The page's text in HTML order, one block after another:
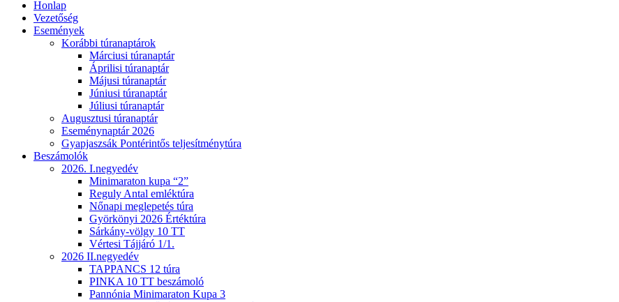
Honlap
Vezetőség
Események
Korábbi túranaptárok
Márciusi túranaptár
Áprilisi túranaptár
Májusi túranaptár
Júniusi túranaptár
Júliusi túranaptár
Augusztusi túranaptár
Eseménynaptár 2026
Gyapjaszsák Pontérintős teljesítménytúra
Beszámolók
2026. I.negyedév
Minimaraton kupa “2”
Reguly Antal emléktúra
Nőnapi meglepetés túra
Györkönyi 2026 Értéktúra
Sárkány-völgy 10 TT
Vértesi Tájjáró 1/1.
2026 II.negyedév
TAPPANCS 12 túra
PINKA 10 TT beszámoló
Pannónia Minimaraton Kupa 3